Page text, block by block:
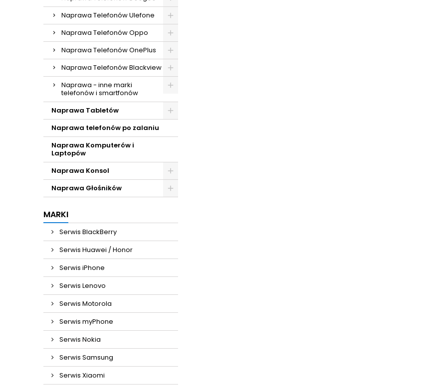
Naprawa Telefonów Ulefone
Naprawa Telefonów Oppo
Naprawa Telefonów OnePlus
Naprawa Telefonów Blackview
Naprawa - inne marki
telefonów i smartfonów
Naprawa Tabletów
Naprawa telefonów po zalaniu
Naprawa Komputerów i
Laptopów
Naprawa Konsol
Naprawa Głośników
MARKI
Serwis BlackBerry
Serwis Huawei / Honor
Serwis iPhone
Serwis Lenovo
Serwis Motorola
Serwis myPhone
Serwis Nokia
Serwis Samsung
Serwis Xiaomi